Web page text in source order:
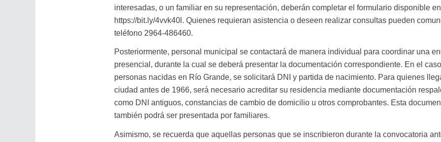
interesadas, o un familiar en su representación, deberán completar el formulario disponible en
https://bit.ly/4vvk40l. Quienes requieran asistencia o deseen realizar consultas pueden
teléfono 2964-486460.
Posteriormente, personal municipal se contactará de manera individual para coordinar una
presencial, durante la cual se deberá presentar la documentación correspondiente. En el
personas nacidas en Río Grande, se solicitará DNI y partida de nacimiento. Para quienes
ciudad antes de 1966, será necesario acreditar su residencia mediante documentación
como DNI antiguos, constancias de cambio de domicilio u otros comprobantes. Esta
también podrá ser presentada por familiares.
Asimismo, se recuerda que aquellas personas que se inscribieron durante la convocatoria